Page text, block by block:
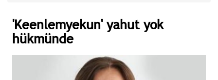
'Keenlemyekun' yahut yok
hükmünde